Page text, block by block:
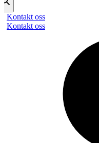
Kontakt oss
Kontakt oss